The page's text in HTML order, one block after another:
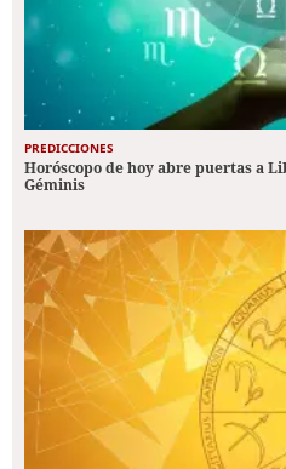
PREDICCIONES
Horóscopo de hoy abre puertas a
Géminis